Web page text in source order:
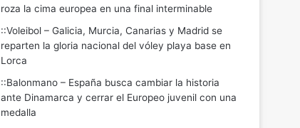
roza la cima europea en una final interminable
::Voleibol – Galicia, Murcia, Canarias y Madrid se
reparten la gloria nacional del vóley playa base en
Lorca
::Balonmano – España busca cambiar la historia
ante Dinamarca y cerrar el Europeo juvenil con una
medalla